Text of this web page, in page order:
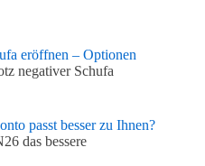
eröffnen – Optionen
negativer Schufa
passt besser zu Ihnen?
das bessere